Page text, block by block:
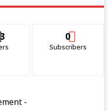
0
Subscribers
-